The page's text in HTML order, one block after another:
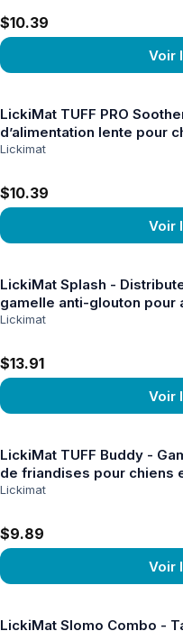
$10.39
Voir
LickiMat TUFF PRO
d’alimentation lente pour
Lickimat
$10.39
Voir
LickiMat Splash -
gamelle anti-glouton pour
Lickimat
$13.91
Voir
LickiMat TUFF Buddy -
de friandises pour chiens
Lickimat
$9.89
Voir
LickiMat Slomo Combo -